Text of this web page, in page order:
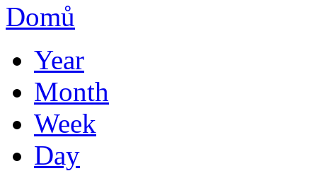
Domů
Year
Month
Week
Day